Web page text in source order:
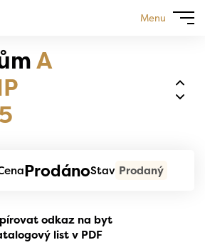
Menu
A
ProdánoStav Prodaný
odkaz na byt
list v PDF